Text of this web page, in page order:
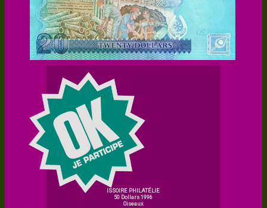
ISSOIRE PHILATÉLIE
50 Dollars 1996
Oiseaux